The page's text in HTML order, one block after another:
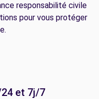
responsabilité civile
pour vous protéger
et 7j/7